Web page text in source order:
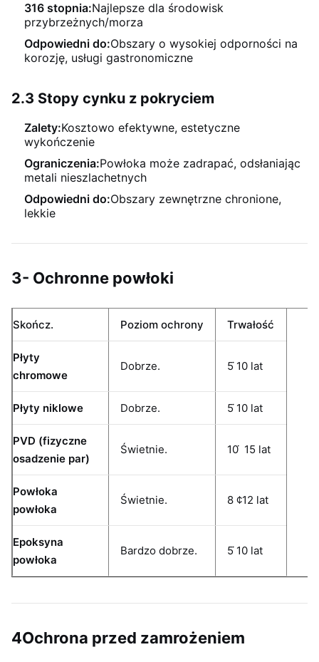
316 stopnia:Najlepsze dla środowisk
przybrzeżnych/morza
Odpowiedni do:Obszary o wysokiej odporności na
korozję, usługi gastronomiczne
2.3 Stopy cynku z pokryciem
Zalety:Kosztowo efektywne, estetyczne
wykończenie
Ograniczenia:Powłoka może zadrapać, odsłaniając
metali nieszlachetnych
Odpowiedni do:Obszary zewnętrzne chronione,
lekkie
3- Ochronne powłoki
Skończ. Poziom ochrony Trwałość
Płyty
chromowe
Dobrze. 5 ̇10 lat
Płyty niklowe Dobrze. 5 ̇10 lat
PVD (fizyczne
osadzenie par)
Świetnie. 10 ̇ 15 lat
Powłoka
powłoka
Świetnie. 8 ¢12 lat
Epoksyna
powłoka
Bardzo dobrze. 5 ̇10 lat
4Ochrona przed zamrożeniem